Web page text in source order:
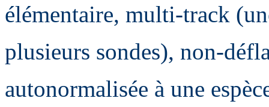
élémentaire, multi-track
plusieurs sondes), non-
autonormalisée à une